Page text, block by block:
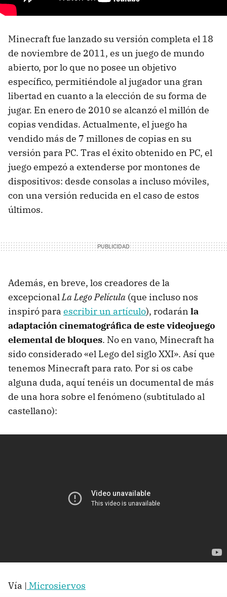
Minecraft fue lanzado su versión completa el 18
de noviembre de 2011, es un juego de mundo
abierto, por lo que no posee un objetivo
específico, permitiéndole al jugador una gran
libertad en cuanto a la elección de su forma de
jugar. En enero de 2010 se alcanzó el millón de
copias vendidas. Actualmente, el juego ha
vendido más de 7 millones de copias en su
versión para PC. Tras el éxito obtenido en PC, el
juego empezó a extenderse por montones de
dispositivos: desde consolas a incluso móviles,
con una versión reducida en el caso de estos
últimos.
Además, en breve, los creadores de la
excepcionalLa Lego Película (que incluso nos
inspiró para escribir un artículo), rodarán la
adaptación cinematográfica de este videojuego
elemental de bloques. No en vano, Minecraft ha
sido considerado «el Lego del siglo XXI». Así que
tenemos Minecraft para rato. Por si os cabe
alguna duda, aquí tenéis un documental de más
de una hora sobre el fenómeno (subtitulado al
castellano):
Vía | Microsiervos